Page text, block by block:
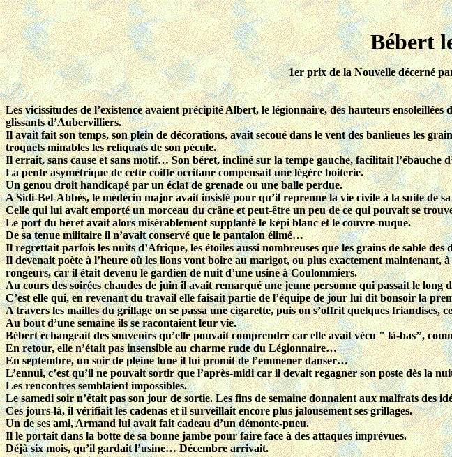
Bébert
1er prix de la Nouvelledécerné
Les vicissitudes de l’existence avaient précipité Albert, le légionnaire, des hauteurs
glissants d’Aubervilliers.
Il avait fait son temps, son plein de décorations, avait secoué dans le vent des banlieues les
troquets minables les reliquats de son pécule.
Il errait, sans cause et sans motif… Son béret, incliné sur la tempe gauche, facilitait l’ébauche
La pente asymétrique de cette coiffe occitane compensait une légère boiterie.
Un genou droit handicapé par un éclat de grenade ou une balle perdue.
A Sidi-Bel-Abbès, le médecin major avait insisté pour qu’il reprenne la vie civile à la suite de
Celle qui lui avait emporté un morceau du crâne et peut-être un peu de ce qui pouvait se
Le port du béret avait alors misérablement supplanté le képi blanc et le couvre-nuque.
De sa tenue militaire il n’avait conservé que le pantalon élimé…
Il regrettait parfois les nuits d’Afrique, les étoiles aussi nombreuses que les grains de sable des
Il devenait poète à l’heure où les lions vont boire au marigot, ou plus exactement maintenant, à
rongeurs, car il était devenu le gardien de nuit d’une usine à Coulommiers.
Au cours des soirées chaudes de juin il avait remarqué une jeune personne qui passait le long
C’est elle qui, en revenant du travail elle faisait partie de l’équipe de jour lui dit bonsoir la
A travers les mailles du grillage on se passa une cigarette, puis on s’offrit quelques friandises,
Au bout d’une semaine ils se racontaient leur vie.
Bébert échangeait des souvenirs qu’elle pouvait comprendre car elle avait vécu " là-bas’’,
En retour, elle n’était pas insensible au charme rude du Légionnaire…
En septembre, un soir de pleine lune il lui promit de l’emmener danser…
L’ennui, c’est qu’il ne pouvait sortir que l’après-midi car il devait regagner son poste dès la
Les rencontres semblaient impossibles.
Le samedi soir n’était pas son jour de sortie. Les fins de semaine donnaient aux malfrats des
Ces jours-là, il vérifiait les cadenas et il surveillait encore plus jalousement ses grillages.
Un de ses ami, Armand lui avait fait cadeau d’un démonte-pneu.
Il le portait dans la botte de sa bonne jambe pour faire face à des attaques imprévues.
Déjà six mois, qu’il gardait l’usine… Décembre arrivait.